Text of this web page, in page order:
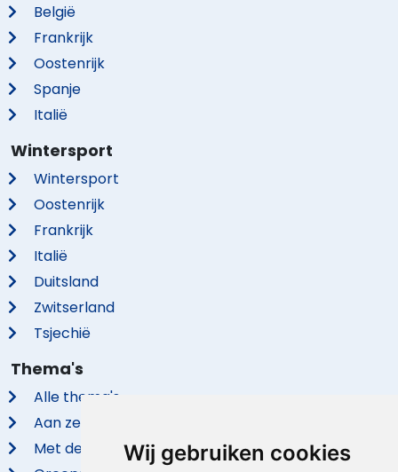
Wij gebruiken cookies
België
Frankrijk
Oostenrijk
Spanje
Italië
Wintersport
Wintersport
Oostenrijk
Frankrijk
Italië
Duitsland
Zwitserland
Tsjechië
Thema's
Alle thema's
Aan zee
Met de hond